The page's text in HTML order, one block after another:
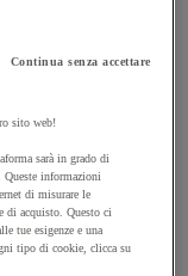
Continua senza accettare
sito web!
sarà in grado di
Queste informazioni
di misurare le
di acquisto. Questo ci
tue esigenze e una
tipo di cookie, clicca su